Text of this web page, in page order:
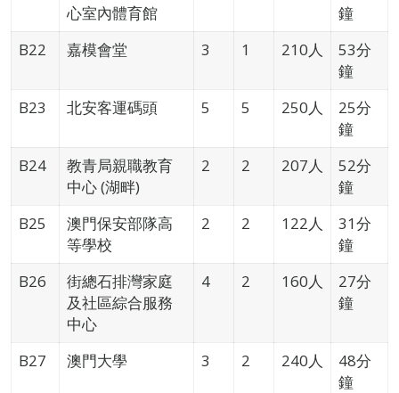
心室內體育館
鐘
B22
嘉模會堂 3 1 210人
53分
鐘
B23
北安客運碼頭 5 5 250人
25分
鐘
B24
教青局親職教育
中心 (湖畔)
2 2 207人
52分
鐘
B25
澳門保安部隊高
等學校
2 2 122人
31分
鐘
B26
街總石排灣家庭
及社區綜合服務
中心
4 2 160人
27分
鐘
B27 澳門大學 3 2 240人
48分
鐘